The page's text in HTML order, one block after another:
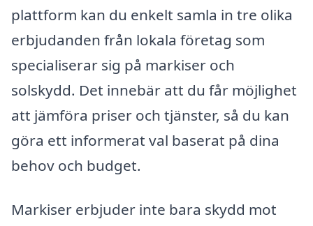
plattform kan du enkelt samla in tre olika
erbjudanden från lokala företag som
specialiserar sig på markiser och
solskydd. Det innebär att du får möjlighet
att jämföra priser och tjänster, så du kan
göra ett informerat val baserat på dina
behov och budget.
Markiser erbjuder inte bara skydd mot